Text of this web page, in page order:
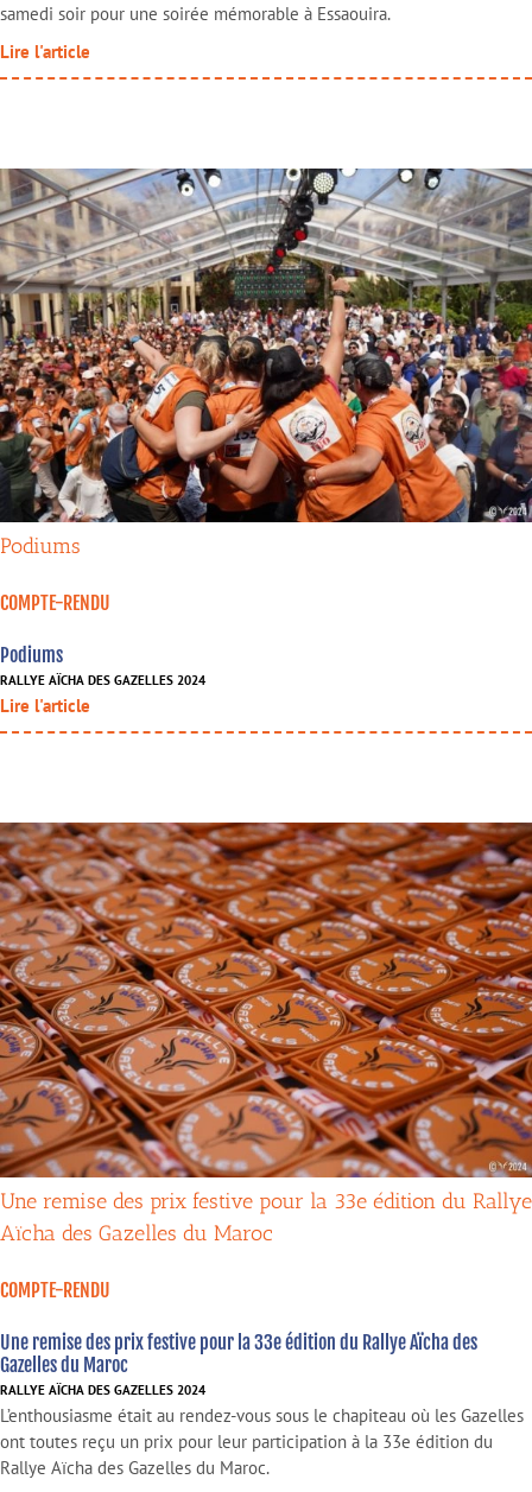
samedi soir pour une soirée mémorable à Essaouira.
Lire l'article
Podiums
COMPTE-RENDU
Podiums
RALLYE AÏCHA DES GAZELLES 2024
Lire l'article
Une remise des prix festive pour la 33e édition du Rallye
Aïcha des Gazelles du Maroc
COMPTE-RENDU
Une remise des prix festive pour la 33e édition du Rallye Aïcha des
Gazelles du Maroc
RALLYE AÏCHA DES GAZELLES 2024
L’enthousiasme était au rendez-vous sous le chapiteau où les Gazelles
ont toutes reçu un prix pour leur participation à la 33e édition du
Rallye Aïcha des Gazelles du Maroc.